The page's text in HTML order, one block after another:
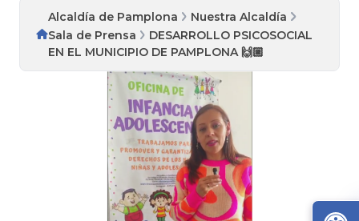
Alcaldía de Pamplona
Nuestra Alcaldía
Sala de Prensa
DESARROLLO PSICOSOCIAL
EN EL MUNICIPIO DE PAMPLONA 🙌🏼